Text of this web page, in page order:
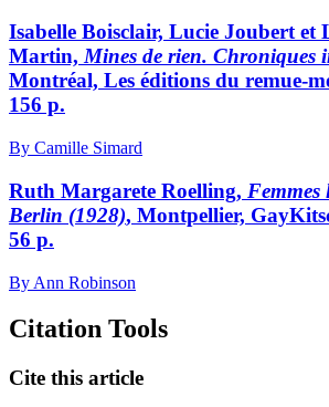
Isabelle Boisclair, Lucie Joubert et
Martin,Mines de rien. Chroniques
Montréal, Les éditions du remue-
156 p.
By Camille Simard
Ruth Margarete Roelling, Femmes
Berlin (1928), Montpellier,
56 p.
By Ann Robinson
Citation Tools
Cite this article